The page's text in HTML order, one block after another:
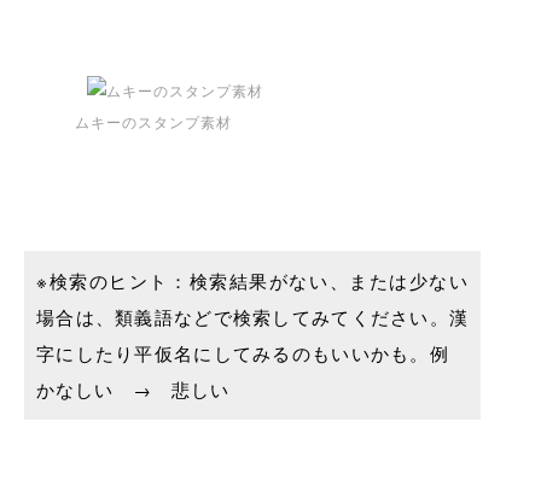
ムキーのスタンプ素材
※検索のヒント：検索結果がない、または少ない
場合は、類義語などで検索してみてください。漢
字にしたり平仮名にしてみるのもいいかも。例
かなしい → 悲しい